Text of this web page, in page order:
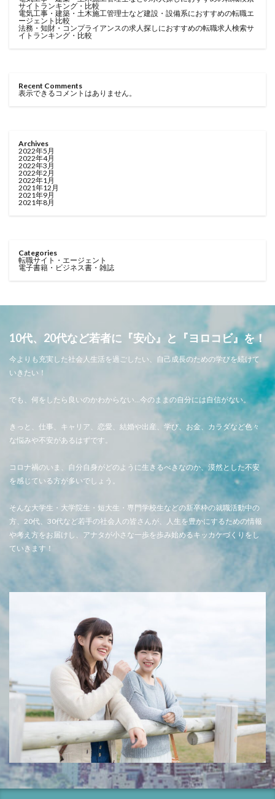
サイトランキング・比較
電気工事・建築・土木施工管理士など建設・設備系におすすめの転職エ
ージェント比較
法務・知財・コンプライアンスの求人探しにおすすめの転職求人検索サ
イトランキング・比較
Recent Comments
表示できるコメントはありません。
Archives
2022年5月
2022年4月
2022年3月
2022年2月
2022年1月
2021年12月
2021年9月
2021年8月
Categories
転職サイト・エージェント
電子書籍・ビジネス書・雑誌
10代、20代など若者に『安心』と『ヨロコビ』を！
今よりも充実した社会人生活を過ごしたい、自己成長のための学びを続けて
いきたい！
でも、何をしたら良いのかわからない…今のままの自分には自信がない。
きっと、仕事、キャリア、恋愛、結婚や出産、学び、お金、カラダなど色々
な悩みや不安があるはずです。
コロナ禍のいま、自分自身がどのように生きるべきなのか、漠然とした不安
を感じている方が多いでしょう。
そんな大学生・大学院生・短大生・専門学校生などの新卒枠の就職活動中の
方、20代、30代など若手の社会人の皆さんが、人生を豊かにするための情報
や考え方をお届けし、アナタが小さな一歩を歩み始めるキッカケづくりをし
ていきます！